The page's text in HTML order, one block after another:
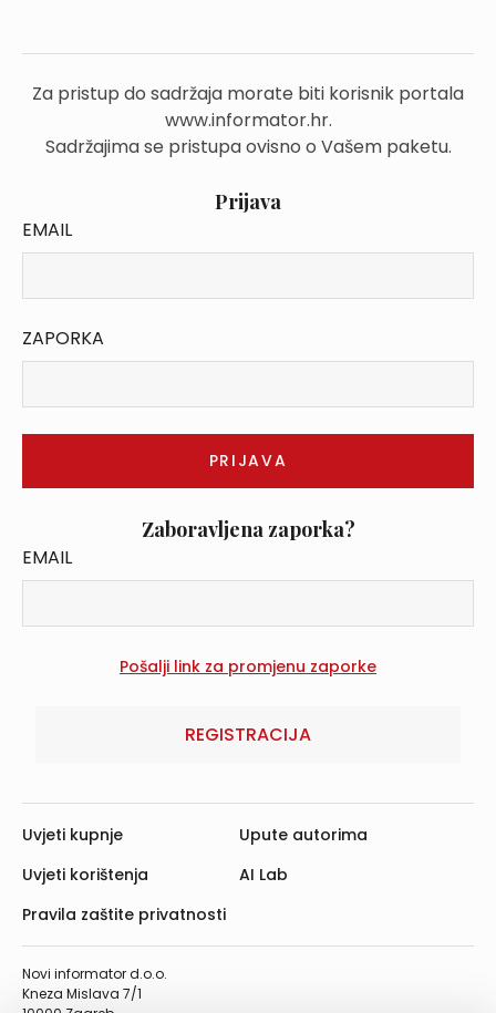
Za pristup do sadržaja morate biti korisnik portala
www.informator.hr.
Sadržajima se pristupa ovisno o Vašem paketu.
Prijava
EMAIL
ZAPORKA
Zaboravljena zaporka?
EMAIL
REGISTRACIJA
Novi informator d.o.o.
Kneza Mislava 7/1
Uvjeti kupnje
Uvjeti korištenja
Pravila zaštite privatnosti
Upute autorima
AI Lab